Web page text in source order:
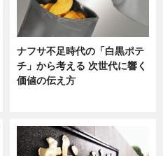
ナフサ不足時代の「白黒ポテ
チ」から考える 次世代に響く
価値の伝え方